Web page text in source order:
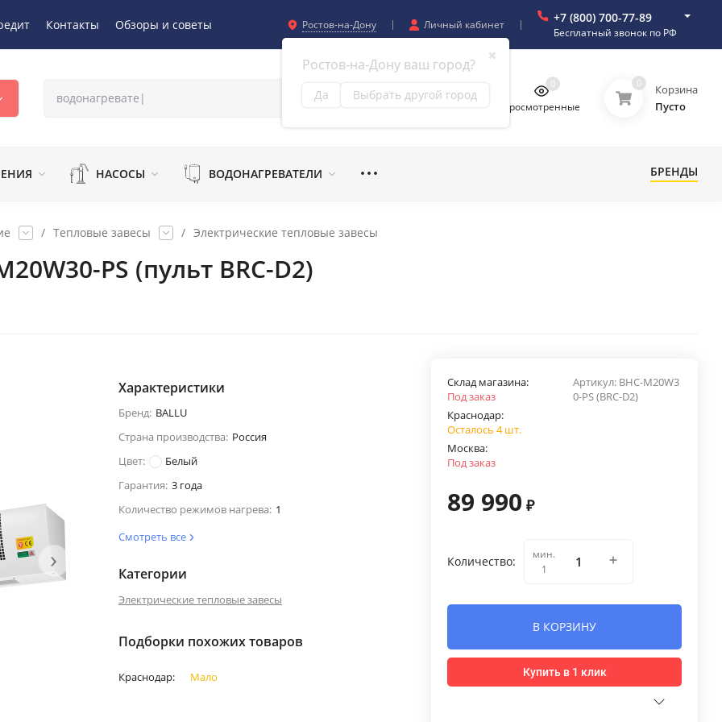
Контакты Обзоры и советы Ростов-на-Дону
✖
Ростов-на-Дону ваш город?
Да Выбрать другой город
Личный кабинет +7 (800) 700-77-89
Бесплатный звонок по РФ
Просмотренные
0 0
Корзина
Пусто
НАСОСЫ ВОДОНАГРЕВАТЕЛИ БРЕНДЫ
/ Тепловые завесы / Электрические тепловые завесы
PS (пульт BRC-D2)
›
Характеристики
Бренд: BALLU
Страна производства: Россия
Цвет:
Белый
Гарантия: 3 года
Количество режимов нагрева: 1
Смотреть все
Категории
Электрические тепловые завесы
Подборки похожих товаров
Краснодар: Мало
Артикул: BHC-M20W3
0-PS (BRC-D2)
Склад магазина:
Под заказ
Краснодар:
Осталось 4 шт.
Москва:
Под заказ
89 990 ₽
Количество:
мин.
1
В КОРЗИНУ
Купить в 1 клик